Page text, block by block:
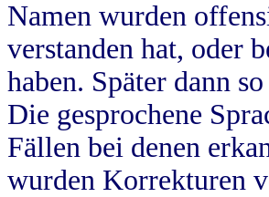
Namen wurden
verstanden hat, oder
haben. Später dann
Die gesprochene
Fällen bei denen
wurden Korrekturen